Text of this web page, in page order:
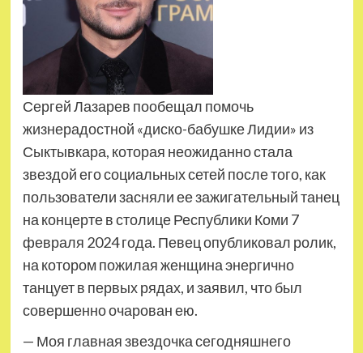
Сергей Лазарев пообещал помочь
жизнерадостной «диско-бабушке Лидии» из
Сыктывкара, которая неожиданно стала
звездой его социальных сетей после того, как
пользователи засняли ее зажигательный танец
на концерте в столице Республики Коми 7
февраля 2024 года. Певец опубликовал ролик,
на котором пожилая женщина энергично
танцует в первых рядах, и заявил, что был
совершенно очарован ею.
— Моя главная звездочка сегодняшнего